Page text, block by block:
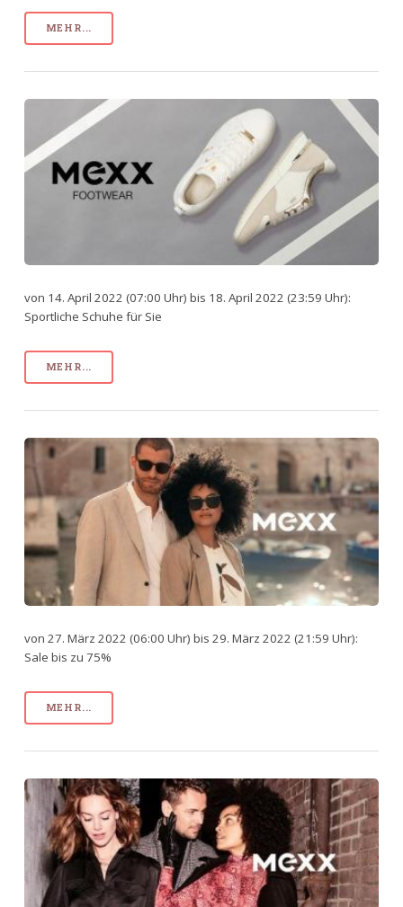
MEHR...
von 14. April 2022 (07:00 Uhr) bis 18. April 2022 (23:59 Uhr):
Sportliche Schuhe für Sie
MEHR...
von 27. März 2022 (06:00 Uhr) bis 29. März 2022 (21:59 Uhr):
Sale bis zu 75%
MEHR...